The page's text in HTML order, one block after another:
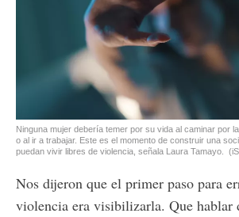
Ninguna mujer debería temer por su vida al caminar por
o al ir a trabajar. Este es el momento de construir una
puedan vivir libres de violencia, señala Laura Tamayo.
Nos dijeron que el primer paso para
violencia era visibilizarla. Que hablar